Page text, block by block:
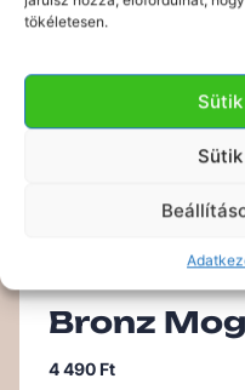
tökéletesen.
Bronz
4 490 Ft